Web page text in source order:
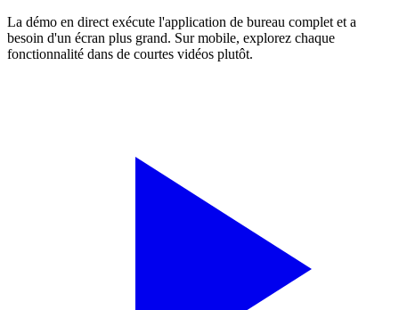
La démo en direct exécute l'application de bureau complet et a
besoin d'un écran plus grand. Sur mobile, explorez chaque
fonctionnalité dans de courtes vidéos plutôt.